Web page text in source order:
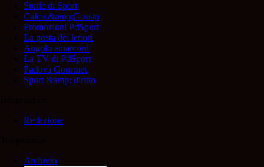
Storie di Sport
Calcio&amp;Gossip
Promozioni PdSport
La posta dei lettori
Angolo amarcord
La TV di PdSport
Padova Gourmet
Sport &amp; diritto
Redazione
Archivio